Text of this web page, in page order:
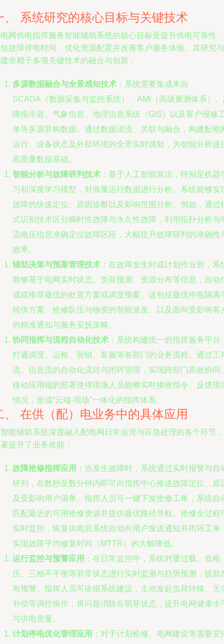
、 系统研究的核心目标与关键技术
网供电指挥服务智能辅助系统的核心目标是提升供电可靠性、
故障停电时间、优化资源配置并改善客户服务体验。其研究与
依赖于多项关键技术的融合与创新：
多源数据融合与全景感知技术 ：系统需要集成来自
SCADA（数据采集与监控系统）、AMI（高级量测体系）
障指示器、气象信息、地理信息系统（GIS）以及客户报修
单等多源异构数据。通过数据清洗、关联与融合，构建配电
运行、设备状态及外部环境的全景实时感知，为智能分析提
高质量数据基础。
智能分析与故障研判技术 ：基于人工智能算法，特别是机器
习和深度学习模型，对海量运行数据进行分析。系统能够实
故障的快速定位、原因诊断以及影响范围分析。例如，通过
式识别技术区分瞬时性故障与永久性故障，利用拓扑分析与
流电压信息准确定位故障区段，大幅提升故障研判的准确性
效率。
辅助决策与预案管理技术 ：在故障发生时或计划作业前，系
能够基于电网实时状态、负荷预测、资源分布等信息，自动
成或推荐最优的处置方案或调度预案。这包括最优停电隔离
转供方案、抢修队伍与物资的智能派发、以及面向受影响客
的精准通知与服务安抚策略。
协同指挥与流程自动化技术 ：系统构建统一的指挥服务平台
打通调度、运检、营销、客服等各部门的业务流程。通过工
流、信息流的自动化流转与闭环管理，实现跨部门高效协同
移动应用端的部署使得现场人员能够实时接收指令、反馈现
情况，形成“云端-现场”一体化的指挥体系。
、 在供（配）电业务中的具体应用
能辅助系统深度融入配电网日常运营与应急处理的各个环节，
提升了业务效能：
故障抢修指挥应用 ：当发生故障时，系统通过实时报警与自
研判，在数秒至数分钟内即可向指挥中心推送故障定位、原
及受影响用户清单。指挥人员可一键下发抢修工单，系统自
匹配最近的可用抢修资源并提供最优路径导航。抢修全过程
实时监控，恢复供电后系统自动向用户发送通知并闭环工单
实现故障平均修复时间（MTTR）的大幅降低。
运行监控与预警应用 ：在日常监控中，系统对重过载、低电
压、三相不平衡等异常状态进行实时监测与趋势预测，提前
布预警。指挥人员可依据系统建议，主动发起负荷转移、无
补偿等调控操作，将问题消除在萌芽状态，提升电网健康水
与供电质量。
计划停电优化管理应用 ：对于计划检修、电网建设等需要安